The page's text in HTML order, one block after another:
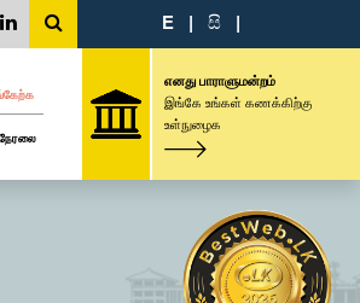
E | සි |
எனது பாராளுமன்றம்
இங்கே உங்கள் கணக்கிற்கு
உள்நுழைக